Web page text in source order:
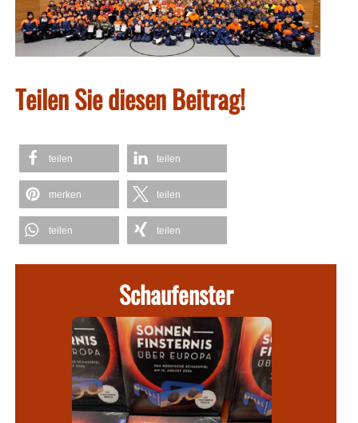
Teilen Sie diesen Beitrag!
teilen teilen
merken teilen
teilen teilen
Schaufenster